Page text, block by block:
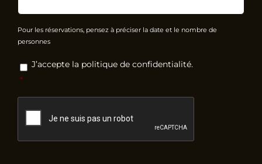
Pour les réservations, pensez à préciser la date et le nombre de
personnes
RGPD *
J’accepte la politique de confidentialité.
*